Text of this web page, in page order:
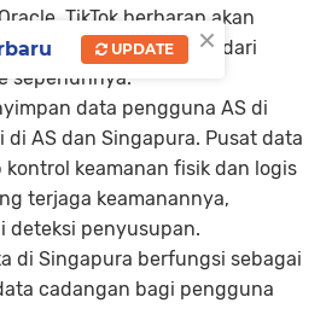
TikTok berharap akan
pribadi pengguna AS dari
sepenuhnya.
data pengguna AS di
AS dan Singapura. Pusat data
keamanan fisik dan logis
terjaga keamanannya,
deteksi penyusupan.
di Singapura berfungsi sebagai
cadangan bagi pengguna
×
UPDATE